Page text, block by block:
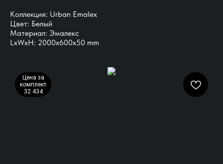
Коллекция: Urban Emalex
Цвет: Белый
Материал: Эмалекс
LxWxH: 2000x600x50 mm
Цена за
комплект
32 434